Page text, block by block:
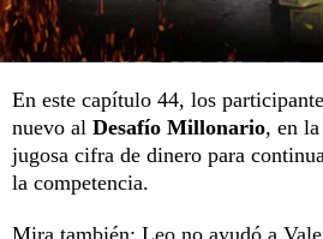
En este capítulo 44, los
nuevo al Desafío Millonario, en
jugosa cifra de dinero para
la competencia.
Mira también: Leo no ayudó a